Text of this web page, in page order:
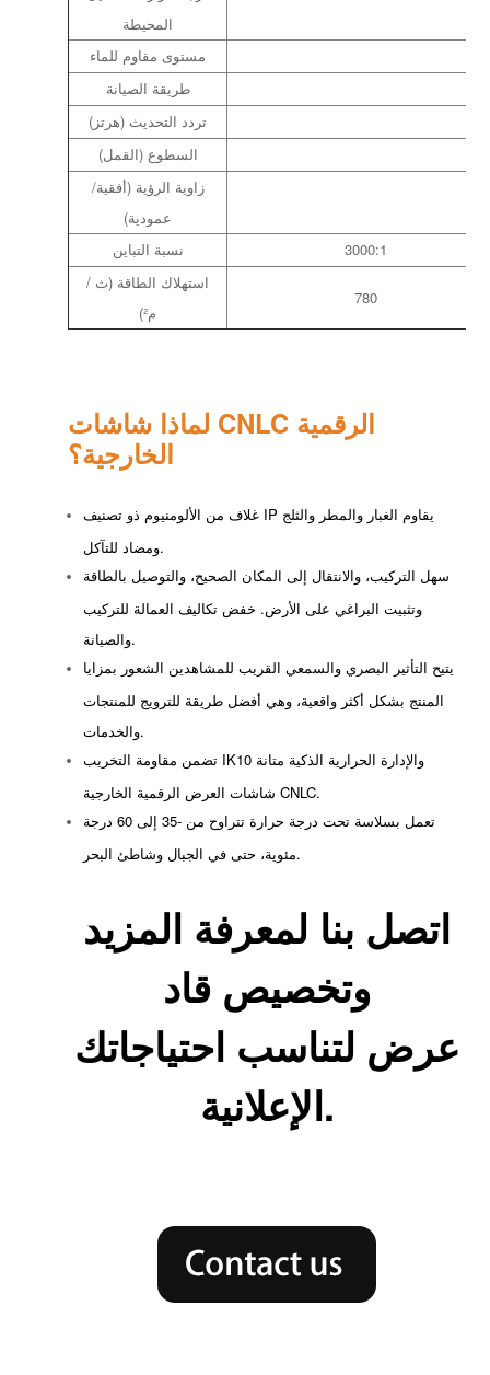
المحيطة
مستوى مقاوم للماء
طريقة الصيانة
تردد التحديث (هرتز)
السطوع (القمل)
زاوية الرؤية (أفقية/
عمودية)
نسبة التباين
3000:1
استهلاك الطاقة (ث /
م²)
780
لماذا شاشات CNLC الرقمية
الخارجية؟
غلاف من الألومنيوم ذو تصنيف IP يقاوم الغبار والمطر والثلج
سهل التركيب، والانتقال إلى المكان الصحيح، والتوصيل بالطاقة
وتثبيت البراغي على الأرض. خفض تكاليف العمالة للتركيب
يتيح التأثير البصري والسمعي القريب للمشاهدين الشعور بمزايا
المنتج بشكل أكثر واقعية، وهي أفضل طريقة للترويج للمنتجات
تضمن مقاومة التخريب IK10 والإدارة الحرارية الذكية متانة
شاشات العرض الرقمية الخارجية CNLC.
تعمل بسلاسة تحت درجة حرارة تتراوح من -35 إلى 60 درجة
اتصل بنا لمعرفة المزيد
وتخصيص قاد
عرض لتناسب احتياجاتك
الإعلانية.